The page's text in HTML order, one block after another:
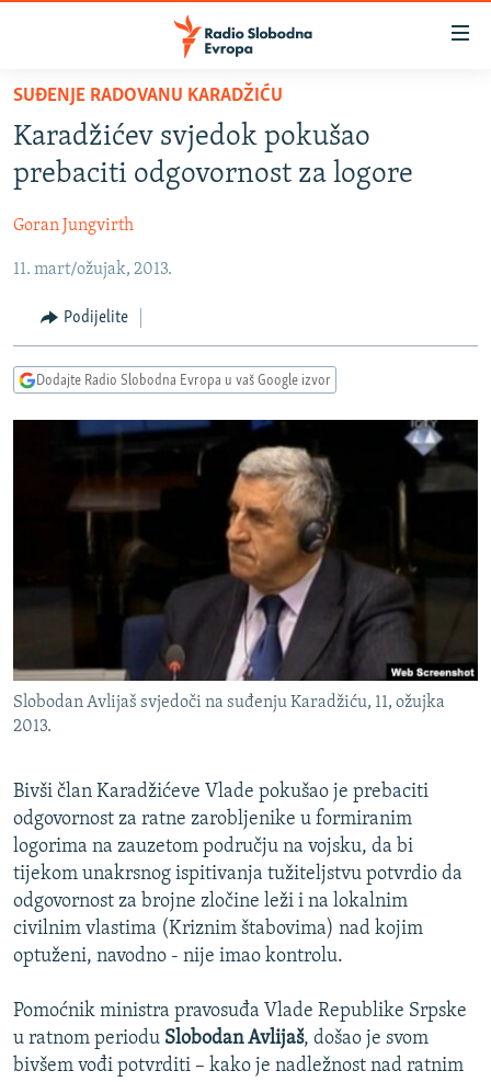
Pređite
glavni
sadržaj
Pređite
na
navigaciju
Pređite
pretragu
BOSNA I HERCEGOVINA
SRBIJA
KOSOVO
CRNA GORA
VIZUELNO
FOTOGALERIJE
INFOGRAFIKE
PODCASTI
RAT U UKRAJINI
KINA NA BALKANU
RSE PRIČE IZ SVIJETA
ISPRIČAJ MI
DNEVNO@RSE
SPECIJALI RSE
GENOCID U SREBRENICI
POPLAVE I KLIZIŠTA U BIH 2024.
POST SCRIPTUM
MOJA EVROPA
TRI DECENIJE OD RATA U BIH
SVE KARTE DEJTONA
NASTANAK I RASPAD JUGOSLAVIJE
SUĐENJE RADOVANU KARADŽIĆU
Karadžićev svjedok pokušao
prebaciti odgovornost za logore
Goran Jungvirth
11. mart/ožujak, 2013.
Podijelite
Dodajte Radio Slobodna Evropa u vaš Google izvor
Slobodan Avlijaš svjedoči na suđenju Karadžiću, 11, ožujka
2013.
Bivši član Karadžićeve Vlade pokušao je prebaciti
odgovornost za ratne zarobljenike u formiranim
logorima na zauzetom području na vojsku, da bi
tijekom unakrsnog ispitivanja tužiteljstvu potvrdio da
odgovornost za brojne zločine leži i na lokalnim
civilnim vlastima (Kriznim štabovima) nad kojim
optuženi, navodno - nije imao kontrolu.
Pomoćnik ministra pravosuđa Vlade Republike Srpske
u ratnom periodu Slobodan Avlijaš, došao je svom
bivšem vođi potvrditi – kako je nadležnost nad ratnim